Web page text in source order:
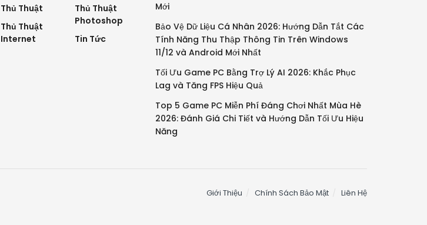
Thủ Thuật
Thủ Thuật
Internet
Thủ Thuật
Photoshop
Tin Tức
Mới
Bảo Vệ Dữ Liệu Cá Nhân 2026: Hướng Dẫn Tắt Các
Tính Năng Thu Thập Thông Tin Trên Windows
11/12 và Android Mới Nhất
Tối Ưu Game PC Bằng Trợ Lý AI 2026: Khắc Phục
Lag và Tăng FPS Hiệu Quả
Top 5 Game PC Miễn Phí Đáng Chơi Nhất Mùa Hè
2026: Đánh Giá Chi Tiết và Hướng Dẫn Tối Ưu Hiệu
Năng
Giới Thiệu Chính Sách Bảo Mật Liên Hệ